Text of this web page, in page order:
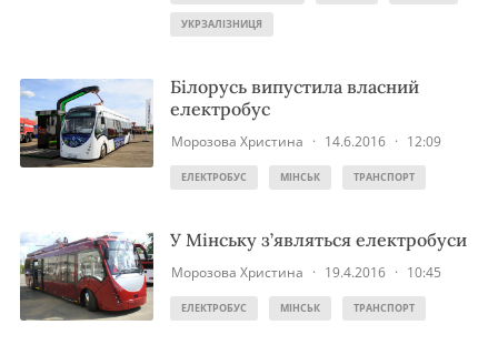
УКРЗАЛІЗНИЦЯ
Білорусь випустила власний
електробус
Морозова Христина · 14.6.2016 · 12:09
ЕЛЕКТРОБУС МІНСЬК ТРАНСПОРТ
У Мінську з’являться електробуси
Морозова Христина · 19.4.2016 · 10:45
ЕЛЕКТРОБУС МІНСЬК ТРАНСПОРТ